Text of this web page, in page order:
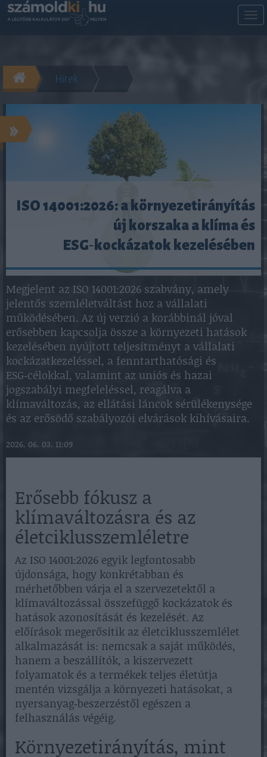
Hírek
»
ISO 14001:2026: a környezetirányítás
új korszaka a klíma és
ESG‑kockázatok kezelésében
Megjelent az ISO 14001:2026 szabvány, amely
jelentős szemléletváltást hoz a vállalati
működésében. Az új verzió a korábbinál jóval
erősebben kapcsolja össze a környezeti hatások
kezelésében nyújtott teljesítményt a vállalati
kockázatkezeléssel, a fenntarthatósági és
ESG‑célokkal, valamint az uniós és hazai
jogszabályi megfeleléssel, reagálva a
klímaváltozás, az ellátási láncok sérülékenysége
és az erősödő szabályozói elvárások kihívásaira.
2026. 06. 03. 11:09
Erősebb fókusz a
klímaváltozásra és az
életciklusszemléletre
Az ISO 14001:2026 egyik legfontosabb
újdonsága, hogy konkrétabban és
mérhetőbben várja el a szervezetektől a
klímaváltozással összefüggő kockázatok és
hatások azonosítását és kezelését. Az
előírások megerősítik az életciklusszemlélet
alkalmazását is: nemcsak a saját működés,
hanem a beszállítók, a kiszervezett
folyamatok és a termékek teljes életútja
mentén vizsgálja a környezeti hatásokat, a
nyersanyag‑beszerzéstől egészen a
felhasználás végéig.
Környezetirányítás, mint